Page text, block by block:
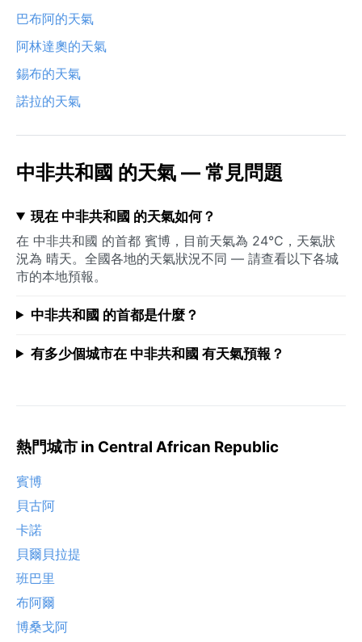
巴布阿的天氣
阿林達奧的天氣
錫布的天氣
諾拉的天氣
中非共和國 的天氣 — 常見問題
現在 中非共和國 的天氣如何？
在 中非共和國 的首都 賓博，目前天氣為 24°C，天氣狀
況為 晴天。全國各地的天氣狀況不同 — 請查看以下各城
市的本地預報。
中非共和國 的首都是什麼？
有多少個城市在 中非共和國 有天氣預報？
熱門城市 in Central African Republic
賓博
貝古阿
卡諾
貝爾貝拉提
班巴里
布阿爾
博桑戈阿